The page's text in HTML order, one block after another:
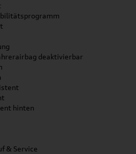
deaktivierbar
hinten
& Service